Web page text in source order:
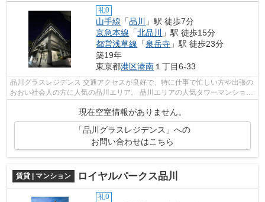
礼0
山手線 「品川
」駅 徒歩7分
京急本線 「北品川
」駅 徒歩15分
都営浅草線 「泉岳寺 」駅 徒歩23分
築19年
東京都港区港南１丁目6-33
品川グラスレジデンス 交通アクセスが良好で、特に仕事で忙しい方や出張の
おおい社会人の方に人気の品川エリア。 品川エリアの人気タワーマンション
現在空室情報がありません。
「品川グラスレジデンス」への
お問い合わせはこちら
賃貸 | マンション ロイヤルパークス品川
礼0